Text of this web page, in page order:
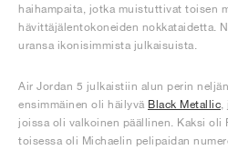
haihampaita, jotka muistuttivat toisen
hävittäjälentokoneiden nokkataidetta.
uransa ikonisimmista julkaisuista.
Air Jordan 5 julkaistiin alun perin
ensimmäinen oli häilyvä Black Metallic
joissa oli valkoinen päällinen. Kaksi oli
toisessa oli Michaelin pelipaidan